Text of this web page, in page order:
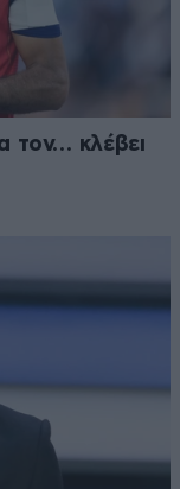
τον… κλέβει